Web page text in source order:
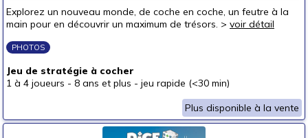
Explorez un nouveau monde, de coche en coche, un feutre à la
main pour en découvrir un maximum de trésors. > voir détail
PHOTOS
Jeu de stratégie à cocher
1 à 4 joueurs - 8 ans et plus - jeu rapide (<30 min)
Plus disponible à la vente